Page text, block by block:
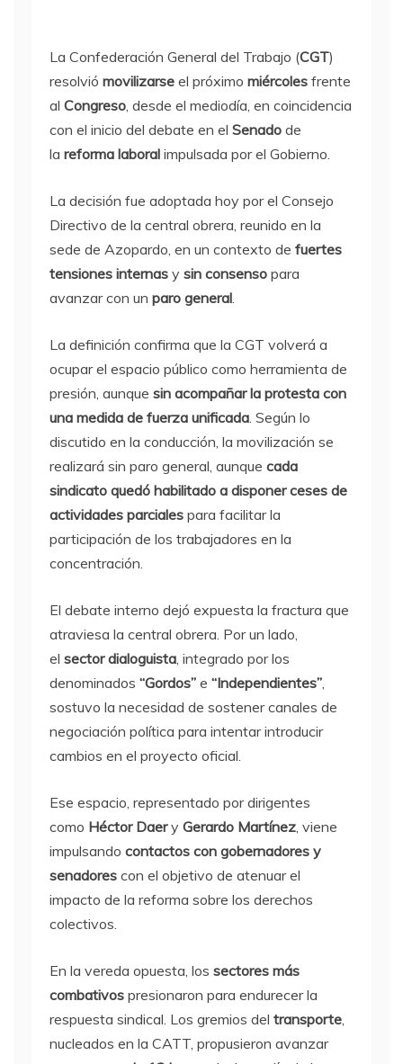
La Confederación General del Trabajo (CGT)
resolvió movilizarse el próximo miércoles frente
al Congreso, desde el mediodía, en coincidencia
con el inicio del debate en el Senado de
la reforma laboral impulsada por el Gobierno.
La decisión fue adoptada hoy por el Consejo
Directivo de la central obrera, reunido en la
sede de Azopardo, en un contexto de fuertes
tensiones internas y sin consenso para
avanzar con un paro general.
La definición confirma que la CGT volverá a
ocupar el espacio público como herramienta de
presión, aunque sin acompañar la protesta con
una medida de fuerza unificada. Según lo
discutido en la conducción, la movilización se
realizará sin paro general, aunque cada
sindicato quedó habilitado a disponer ceses de
actividades parciales para facilitar la
participación de los trabajadores en la
concentración.
El debate interno dejó expuesta la fractura que
atraviesa la central obrera. Por un lado,
el sector dialoguista, integrado por los
denominados “Gordos” e “Independientes”,
sostuvo la necesidad de sostener canales de
negociación política para intentar introducir
cambios en el proyecto oficial.
Ese espacio, representado por dirigentes
como Héctor Daery Gerardo Martínez, viene
impulsando contactos con gobernadores y
senadores con el objetivo de atenuar el
impacto de la reforma sobre los derechos
colectivos.
En la vereda opuesta, los sectores más
combativos presionaron para endurecer la
respuesta sindical. Los gremios del transporte,
nucleados en la CATT, propusieron avanzar